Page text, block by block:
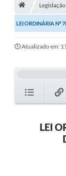
A História
Galeria de Fotos
Notícias
Arquivos para
Legislação
LEI ORDINÁRIA Nº
Atualizado em:
LEI